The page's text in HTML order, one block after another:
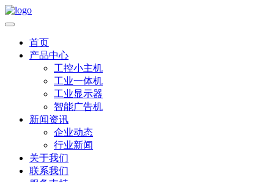
首页
产品中心
工控小主机
工业一体机
工业显示器
智能广告机
新闻资讯
企业动态
行业新闻
关于我们
联系我们